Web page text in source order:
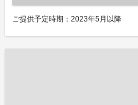
ご提供予定時期：2023年5月以降